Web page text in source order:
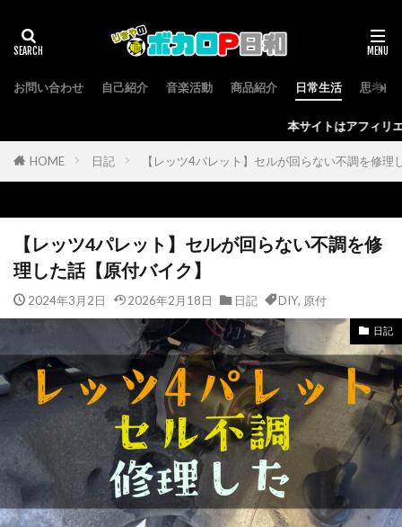
お問い合わせ 自己紹介 音楽活動 商品紹介 日常生活 思考回
本サイトはアフィリエイト広告(AD)を使用しており
HOME 日記 【レッツ4パレット】セルが回らない不調を修理
【レッツ4パレット】セルが回らない不調を修
理した話【原付バイク】
2024年3月2日 2026年2月18日 日記 DIY, 原付
日記